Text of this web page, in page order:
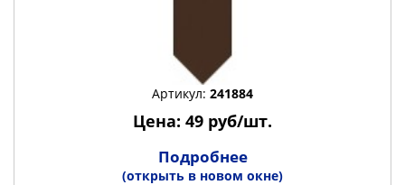
Артикул: 241884
Цена: 49 руб/шт.
Подробнее
(открыть в новом окне)